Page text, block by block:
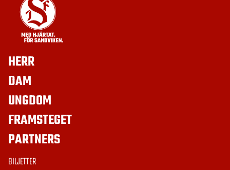
HERR
DAM
UNGDOM
FRAMSTEGET
PARTNERS
BILJETTER